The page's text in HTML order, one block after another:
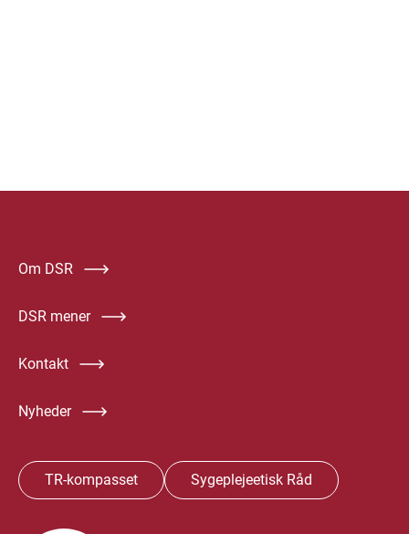
Om DSR
DSR mener
Kontakt
Nyheder
TR-kompasset Sygeplejeetisk Råd